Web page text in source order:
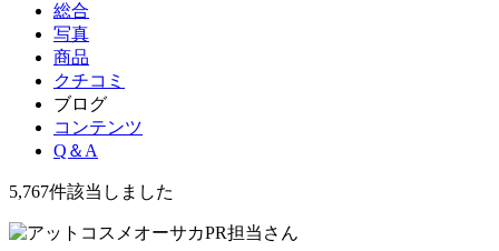
総合
写真
商品
クチコミ
ブログ
コンテンツ
Q＆A
5,767件該当しました